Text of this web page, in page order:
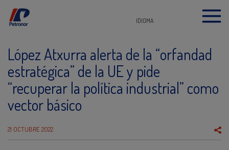
IDIOMA
López Atxurra alerta de la “orfandad
estratégica” de la UE y pide
“recuperar la política industrial” como
vector básico
21 OCTUBRE 2022